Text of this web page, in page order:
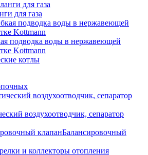
для газа
подводка воды в нержавеющей
Kottmann
котлы
воздухоотводчик, сепаратор
Балансировочный